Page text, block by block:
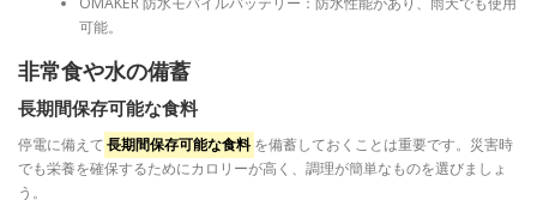
可能。
非常食や水の備蓄
長期間保存可能な食料
停電に備えて 長期間保存可能な食料 を備蓄しておくことは重要です。災害時
でも栄養を確保するためにカロリーが高く、調理が簡単なものを選びましょ
う。